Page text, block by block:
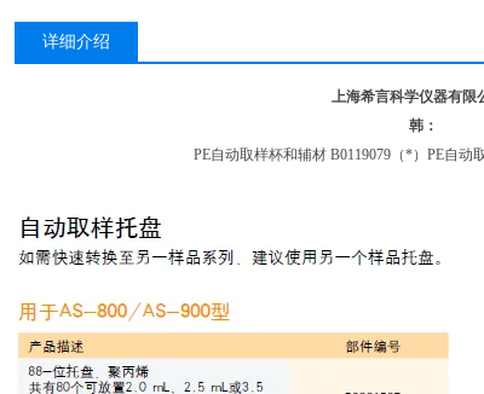
详细介绍
上海希言科学仪器有限
韩：
PE自动取样杯和辅材 B0119079（*）PE自动